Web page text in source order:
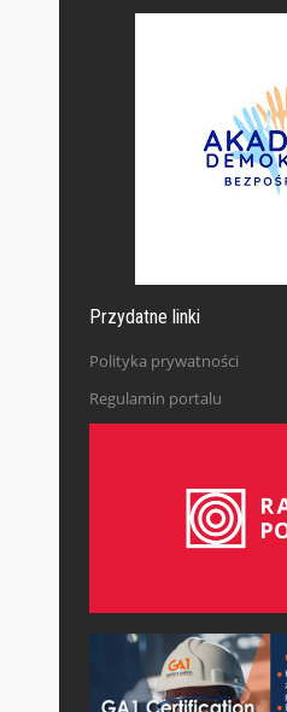
Przydatne linki
Polityka prywatności
Regulamin portalu